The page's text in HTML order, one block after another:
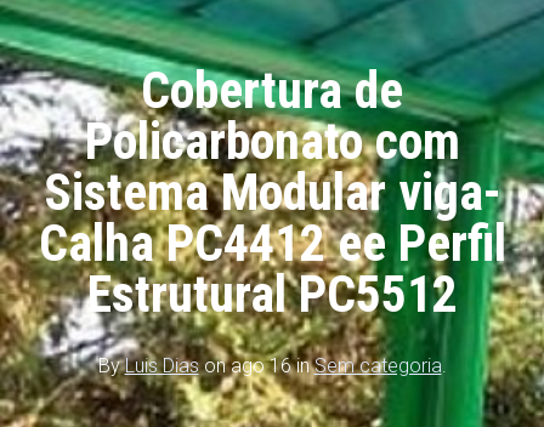
Cobertura de
Policarbonato com
Sistema Modular viga-
Calha PC4412 ee Perfil
Estrutural PC5512
ByLuis Diason ago 16 inSem categoria.